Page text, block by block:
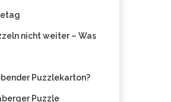
nicht weiter – Was
Puzzlekarton?
Puzzle